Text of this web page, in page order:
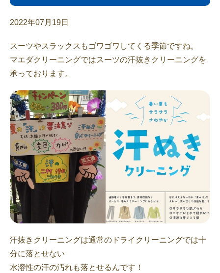
2022年07月19日
スーツやスラックスもゴワゴワしてくる季節ですね。
マエダクリーニングではスーツの汗抜きクリーニングを
承っております。
汗抜きクリーニングは通常のドライクリーニングでは十
分に落とせない
水溶性の汗の汚れも落とせるんです！